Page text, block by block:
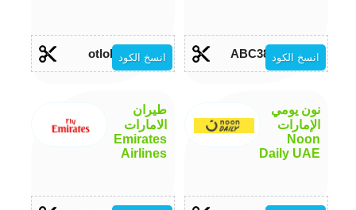
ABC3802انسخ الكود otlob انسخ الكود
نون يومي
الإمارات
Noon
Daily UAE
طيران
الامارات
Emirates
Airlines